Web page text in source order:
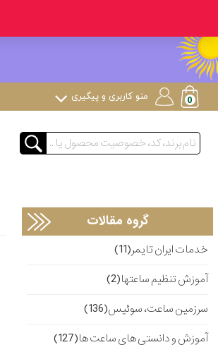
منو کاربری و پیگیری
گروه مقالات
خدمات ایران تایمر(11)
آموزش تنظیم ساعتها(2)
سرزمین ساعت، سوئیس(136)
آموزش و دانستی های ساعت ها(127)